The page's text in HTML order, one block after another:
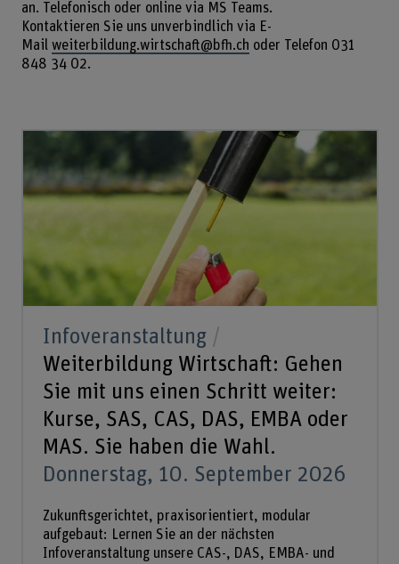
an. Telefonisch oder online via MS Teams.
Kontaktieren Sie uns unverbindlich via E-
Mail weiterbildung.wirtschaft@bfh.ch oder Telefon 031
848 34 02.
Infoveranstaltung
Weiterbildung Wirtschaft: Gehen
Sie mit uns einen Schritt weiter:
Kurse, SAS, CAS, DAS, EMBA oder
MAS. Sie haben die Wahl.
Donnerstag, 10. September 2026
Zukunftsgerichtet, praxisorientiert, modular
aufgebaut: Lernen Sie an der nächsten
Infoveranstaltung unsere CAS-, DAS, EMBA- und